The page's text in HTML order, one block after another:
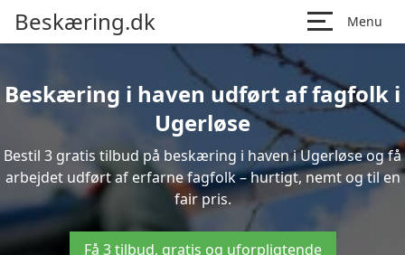
Beskæring.dk Menu
Beskæring i haven udført af fagfolk i
Ugerløse
Bestil 3 gratis tilbud på beskæring i haven i Ugerløse og få
arbejdet udført af erfarne fagfolk – hurtigt, nemt og til en
fair pris.
Få 3 tilbud, gratis og uforpligtende